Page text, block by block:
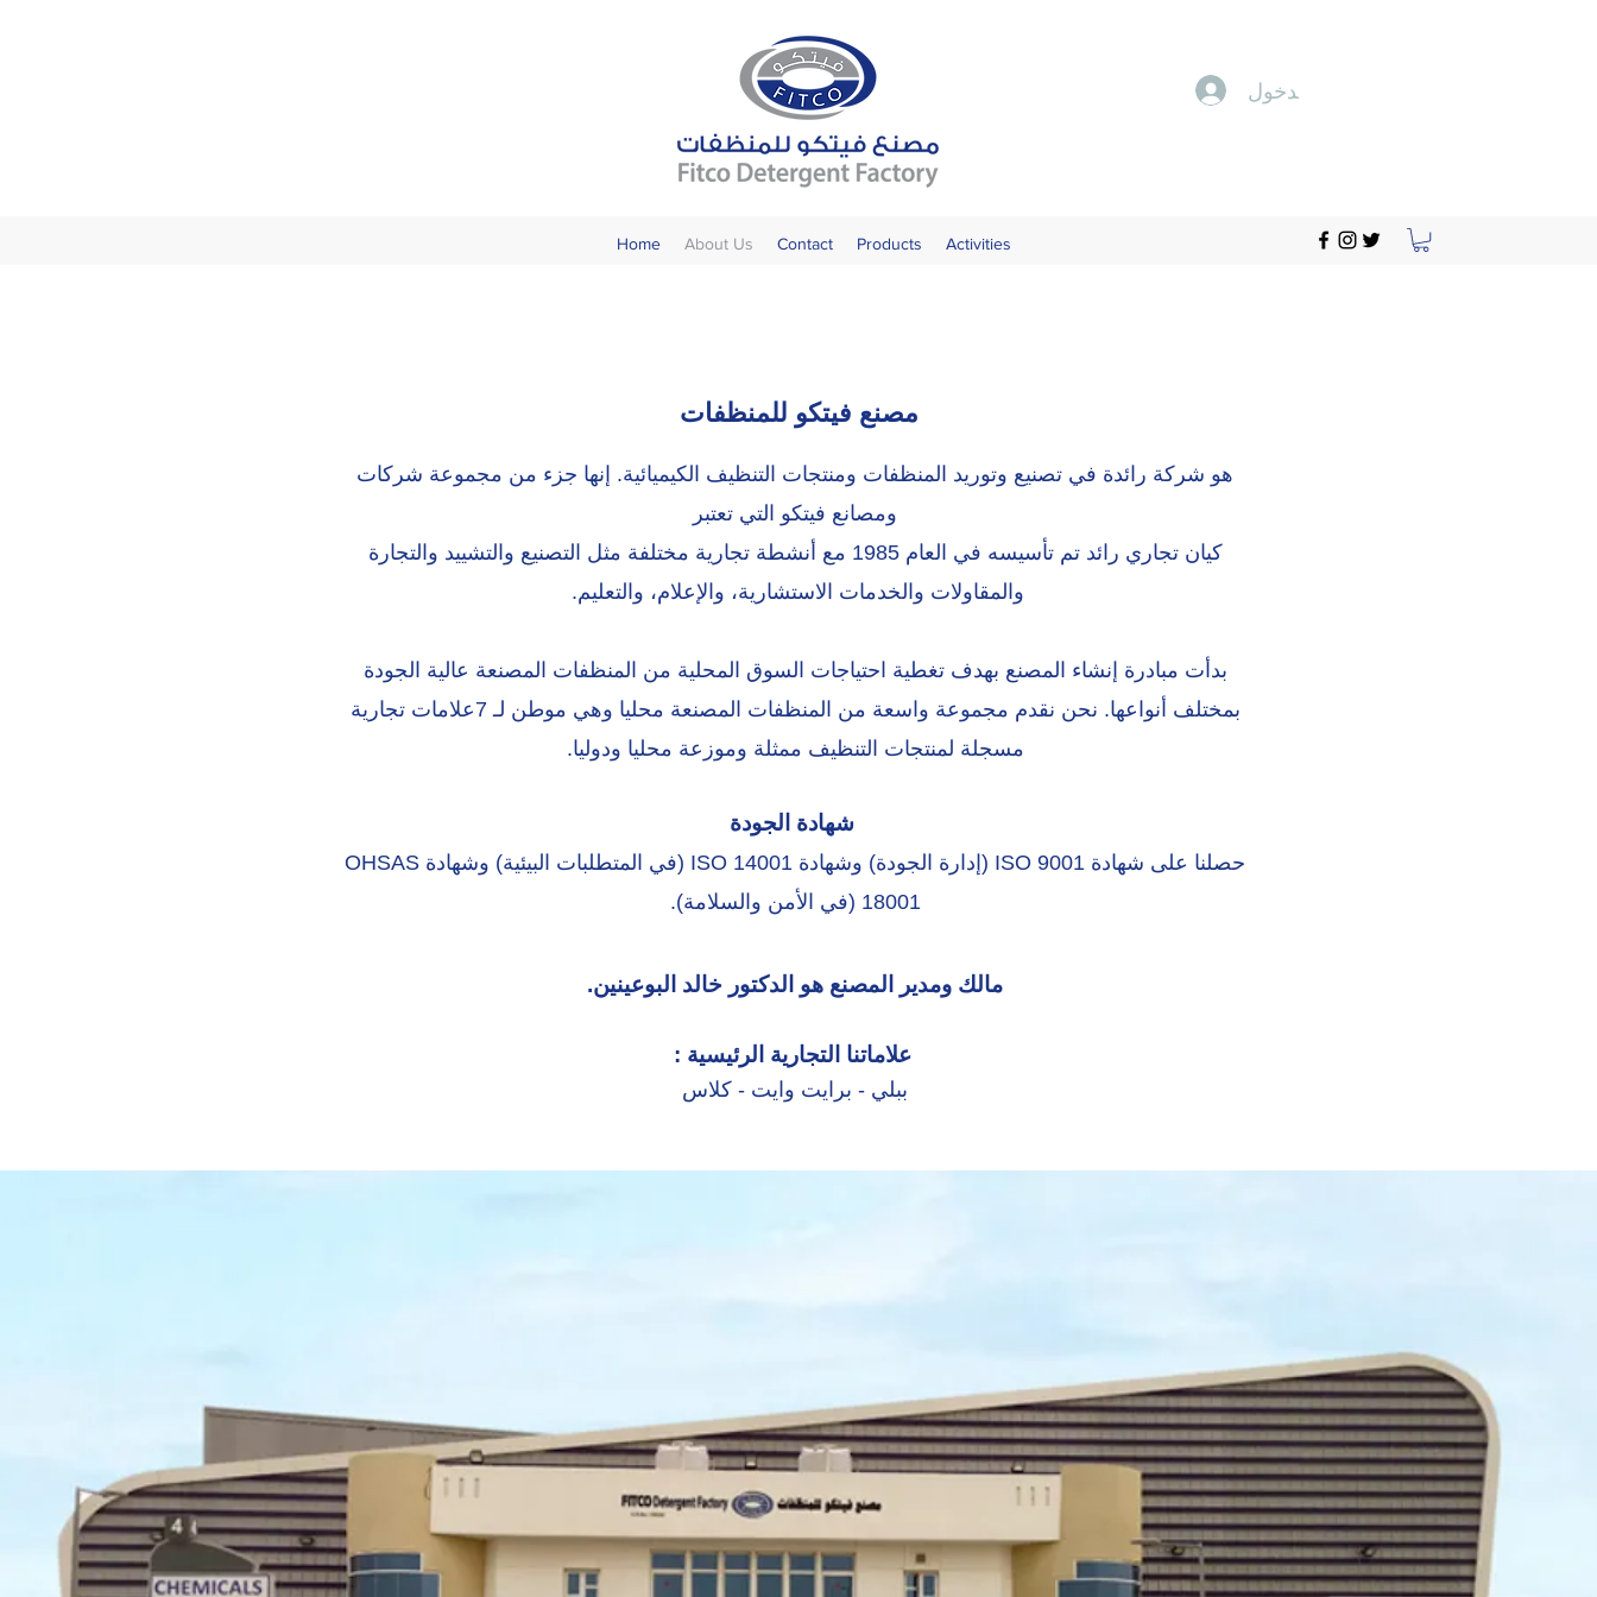
تسجيل الدخول
Home About Us Contact Products Activities
مصنع فيتكو للمنظفات
هو شركة رائدة في تصنيع وتوريد المنظفات ومنتجات التنظيف الكيميائية. إنها جزء من مجموعة شركات
ومصانع فيتكو التي تعتبر
كيان تجاري رائد تم تأسيسه في العام 1985 مع أنشطة تجارية مختلفة مثل التصنيع والتشييد والتجارة
والمقاولات والخدمات الاستشارية، والإعلام، والتعليم.
بدأت مبادرة إنشاء المصنع بهدف تغطية احتياجات السوق المحلية من المنظفات المصنعة عالية الجودة
بمختلف أنواعها. نحن نقدم مجموعة واسعة من المنظفات المصنعة محليا وهي موطن لـ 7علامات تجارية
مسجلة لمنتجات التنظيف ممثلة وموزعة محليا ودوليا.
حصلنا على شهادة ISO 9001 (إدارة الجودة) وشهادة ISO 14001 (في المتطلبات البيئية) وشهادة OHSAS
18001 (في الأمن والسلامة).
مالك ومدير المصنع هو الدكتور خالد البوعينين.
علاماتنا التجارية الرئيسية :
ببلي - برايت وايت - كلاس